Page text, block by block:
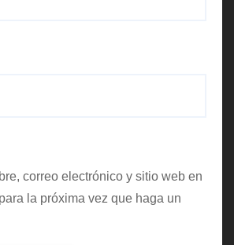
correo electrónico y sitio web en
la próxima vez que haga un